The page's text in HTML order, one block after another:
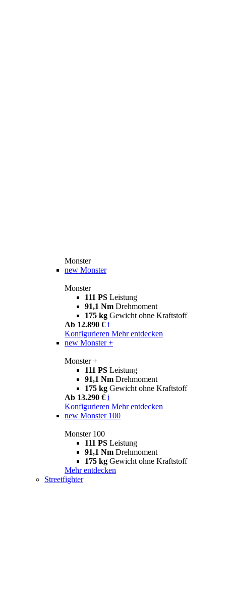
Monster
new Monster
Monster
111 PS Leistung
91,1 Nm Drehmoment
175 kg Gewicht ohne Kraftstoff
Ab 12.890 € i
Konfigurieren Mehr entdecken
new Monster +
Monster +
111 PS Leistung
91,1 Nm Drehmoment
175 kg Gewicht ohne Kraftstoff
Ab 13.290 € i
Konfigurieren Mehr entdecken
new Monster 100
Monster 100
111 PS Leistung
91,1 Nm Drehmoment
175 kg Gewicht ohne Kraftstoff
Mehr entdecken
Streetfighter